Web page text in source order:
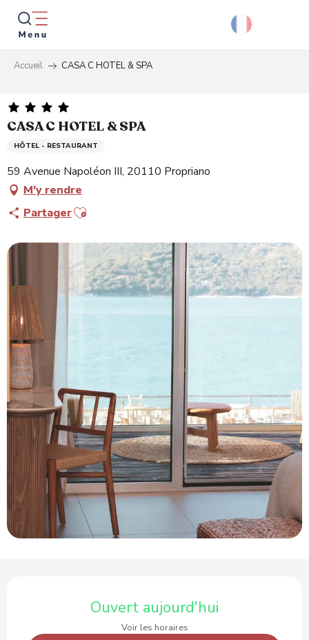
Aller
contenu
principal
Accueil CASA C HOTEL & SPA
CASA C HOTEL & SPA
HÔTEL - RESTAURANT
59 Avenue Napoléon III, 20110 Propriano
M'y rendre
PartagerAjouter aux favoris
Ouvert aujourd'hui
Voir les horaires